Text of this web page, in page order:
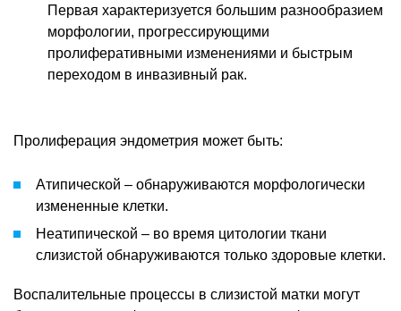
Первая характеризуется большим разнообразием
морфологии, прогрессирующими
пролиферативными изменениями и быстрым
переходом в инвазивный рак.
Пролиферация эндометрия может быть:
Атипической – обнаруживаются морфологически
измененные клетки.
Неатипической – во время цитологии ткани
слизистой обнаруживаются только здоровые клетки.
Воспалительные процессы в слизистой матки могут